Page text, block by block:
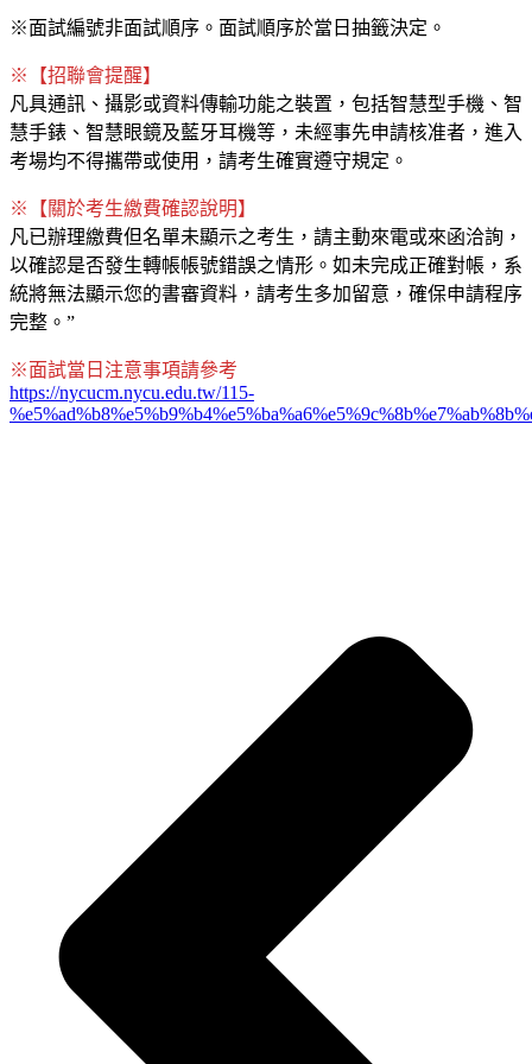
※面試編號非面試順序。面試順序於當日抽籤決定。
※【招聯會提醒】
凡具通訊、攝影或資料傳輸功能之裝置，包括智慧型手機、智
慧手錶、智慧眼鏡及藍牙耳機等，未經事先申請核准者，進入
考場均不得攜帶或使用，請考生確實遵守規定。
※【關於考生繳費確認說明】
凡已辦理繳費但名單未顯示之考生，請主動來電或來函洽詢，
以確認是否發生轉帳帳號錯誤之情形。如未完成正確對帳，系
統將無法顯示您的書審資料，請考生多加留意，確保申請程序
完整。”
※面試當日注意事項請參考
https://nycucm.nycu.edu.tw/115-